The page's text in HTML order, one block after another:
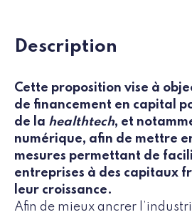
Description
Cette proposition vise à
de financement en capital
de la healthtech, et
numérique, afin de mettre
mesures permettant de
entreprises à des capitaux
leur croissance.
Afin de mieux ancrer